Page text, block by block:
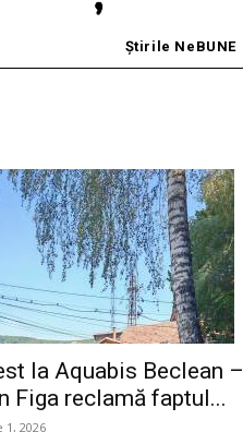
Știrile NeBUNE
la Aquabis Beclean –
Figa reclamă faptul...
1, 2026